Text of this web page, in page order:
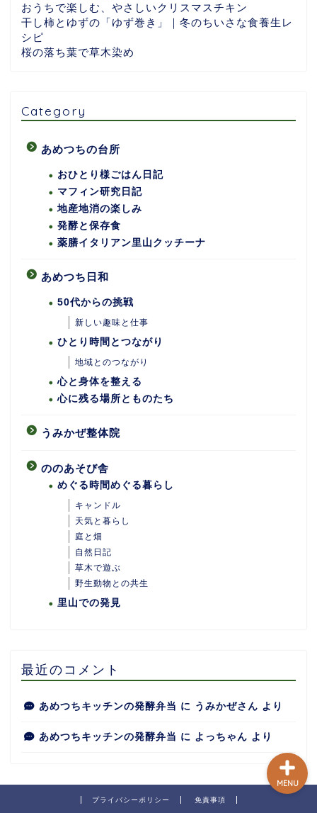
おうちで楽しむ、やさしいクリスマスチキン
干し柿とゆずの「ゆず巻き」｜冬のちいさな食養生レ
シピ
桜の落ち葉で草木染め
Category
あめつちの台所
おひとり様ごはん日記
マフィン研究日記
地産地消の楽しみ
発酵と保存食
薬膳イタリアン里山クッチーナ
あめつち日和
50代からの挑戦
新しい趣味と仕事
ひとり時間とつながり
地域とのつながり
心と身体を整える
心に残る場所とものたち
うみかぜ整体院
ののあそび舎
めぐる時間めぐる暮らし
キャンドル
天気と暮らし
庭と畑
自然日記
草木で遊ぶ
野生動物との共生
里山での発見
最近のコメント
あめつちキッチンの発酵弁当 に うみかぜさん より
あめつちキッチンの発酵弁当 に よっちゃん より
プライバシーポリシー 免責事項
MENU